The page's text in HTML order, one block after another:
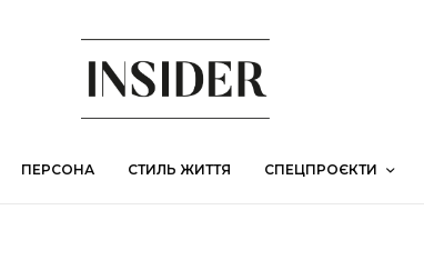
ПЕРСОНА СТИЛЬ ЖИТТЯ СПЕЦПРОЄКТИ